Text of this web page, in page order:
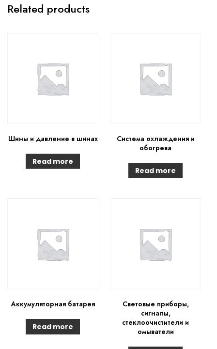
Related products
Шины и давление в шинах
Read more
Система охлаждения и
обогрева
Read more
Аккумуляторная батарея
Read more
Световые приборы,
сигналы,
стеклоочистители и
омыватели